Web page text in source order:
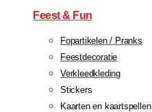
Feest & Fun
Fopartikelen / Pranks
Feestdecoratie
Verkleedkleding
Stickers
Kaarten en kaartspellen